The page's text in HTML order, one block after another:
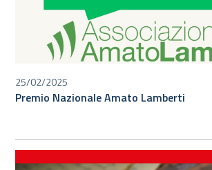
25/02/2025
Premio Nazionale Amato Lamberti